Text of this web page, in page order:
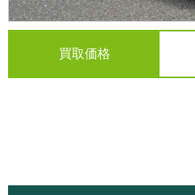
買取価格